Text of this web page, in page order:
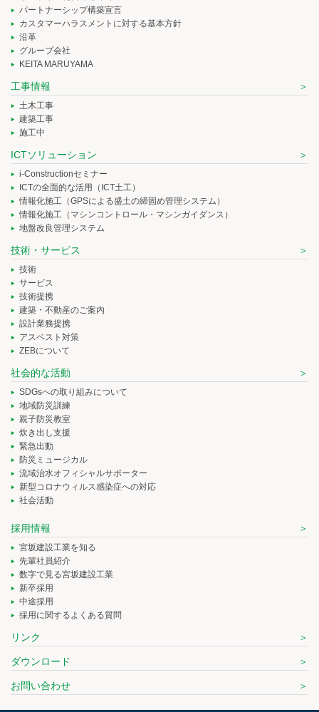
パートナーシップ構築宣言
カスタマーハラスメントに対する基本方針
沿革
グループ会社
KEITA MARUYAMA
工事情報
土木工事
建築工事
施工中
ICTソリューション
i-Constructionセミナー
ICTの全面的な活用（ICT土工）
情報化施工（GPSによる盛土の締固め管理システム）
情報化施工（マシンコントロール・マシンガイダンス）
地盤改良管理システム
技術・サービス
技術
サービス
技術提携
建築・不動産のご案内
設計業務提携
アスベスト対策
ZEBについて
社会的な活動
SDGsへの取り組みについて
地域防災訓練
親子防災教室
炊き出し支援
緊急出動
防災ミュージカル
流域治水オフィシャルサポーター
新型コロナウィルス感染症への対応
社会活動
採用情報
宮坂建設工業を知る
先輩社員紹介
数字で見る宮坂建設工業
新卒採用
中途採用
採用に関するよくある質問
リンク
ダウンロード
お問い合わせ